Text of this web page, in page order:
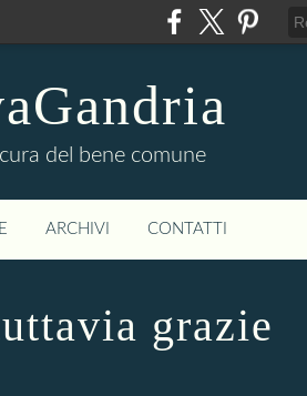
del bene comune
ARCHIVI CONTATTI
grazie